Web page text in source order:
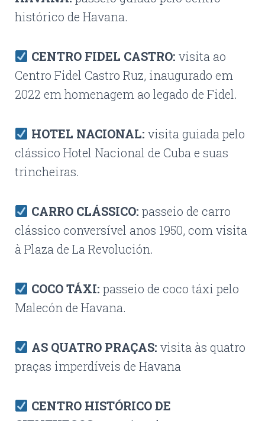
histórico de Havana.
CENTRO FIDEL CASTRO: visita ao
Centro Fidel Castro Ruz, inaugurado em
2022 em homenagem ao legado de Fidel.
HOTEL NACIONAL: visita guiada pelo
clássico Hotel Nacional de Cuba e suas
trincheiras.
CARRO CLÁSSICO: passeio de carro
clássico conversível anos 1950, com visita
à Plaza de La Revolución.
COCO TÁXI: passeio de coco táxi pelo
Malecón de Havana.
AS QUATRO PRAÇAS: visita às quatro
praças imperdíveis de Havana
CENTRO HISTÓRICO DE